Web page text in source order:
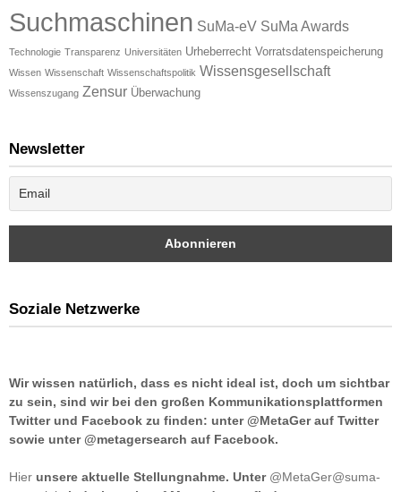
Suchmaschinen SuMa-eV SuMa Awards
Technologie Transparenz Universitäten Urheberrecht Vorratsdatenspeicherung
Wissen Wissenschaft Wissenschaftspolitik Wissensgesellschaft
Wissenszugang Zensur Überwachung
Newsletter
Soziale Netzwerke
Wir wissen natürlich, dass es nicht ideal ist, doch um sichtbar
zu sein, sind wir bei den großen Kommunikationsplattformen
Twitter und Facebook zu finden: unter @MetaGer auf Twitter
sowie unter @metagersearch auf Facebook.
Hier unsere aktuelle Stellungnahme. Unter @MetaGer@suma-